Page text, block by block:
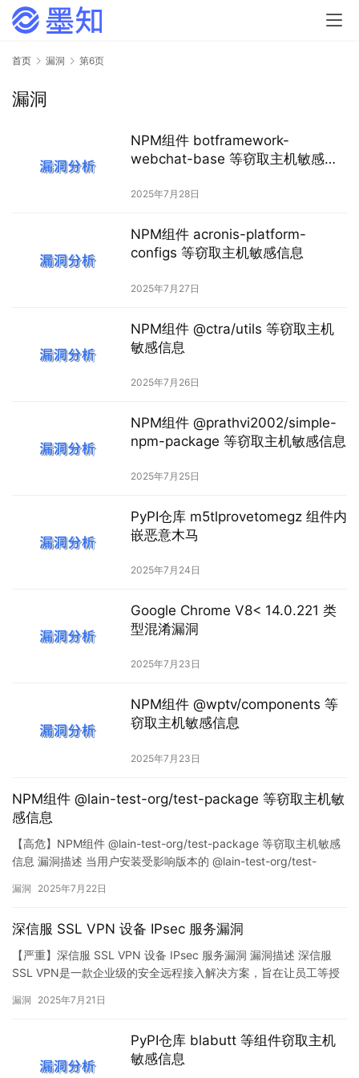
首页 漏洞 第6页
漏洞
NPM组件 botframework-
webchat-base 等窃取主机敏感信
2025年7月28日
NPM组件 acronis-platform-
configs 等窃取主机敏感信息
2025年7月27日
NPM组件 @ctra/utils 等窃取主机
敏感信息
2025年7月26日
NPM组件 @prathvi2002/simple-
npm-package 等窃取主机敏感信息
2025年7月25日
PyPI仓库 m5tlprovetomegz 组件内
嵌恶意木马
2025年7月24日
Google Chrome V8< 14.0.221 类
型混淆漏洞
2025年7月23日
NPM组件 @wptv/components 等
窃取主机敏感信息
2025年7月23日
NPM组件 @lain-test-org/test-package 等窃取主机敏
感信息
【高危】NPM组件 @lain-test-org/test-package 等窃取主机敏感
信息 漏洞描述 当用户安装受影响版本的 @lain-test-org/test-
录、IP地址等信息并发送到攻击者可控的服务器地址。 MPS编号
漏洞 2025年7月22日
深信服 SSL VPN 设备 IPsec 服务漏洞
【严重】深信服 SSL VPN 设备 IPsec 服务漏洞 漏洞描述 深信服
SSL VPN是一款企业级的安全远程接入解决方案，旨在让员工等授
务系统，ipsec vpn常用于不同网络区域之间的互联。深信服 SSL
造成敏感数据泄露或服…
漏洞 2025年7月21日
PyPI仓库 blabutt 等组件窃取主机
敏感信息